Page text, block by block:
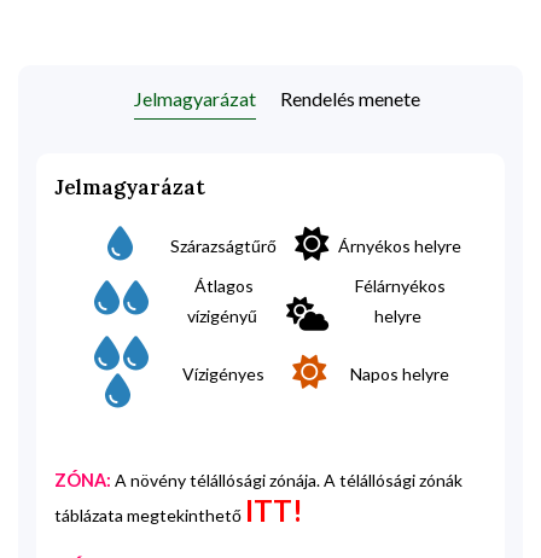
Jelmagyarázat Rendelés menete
Jelmagyarázat
Szárazságtűrő
Árnyékos helyre
Átlagos
vízigényű
Félárnyékos
helyre
Vízigényes Napos helyre
ZÓNA: A növény télállósági zónája. A télállósági zónák
táblázata megtekinthető ITT!